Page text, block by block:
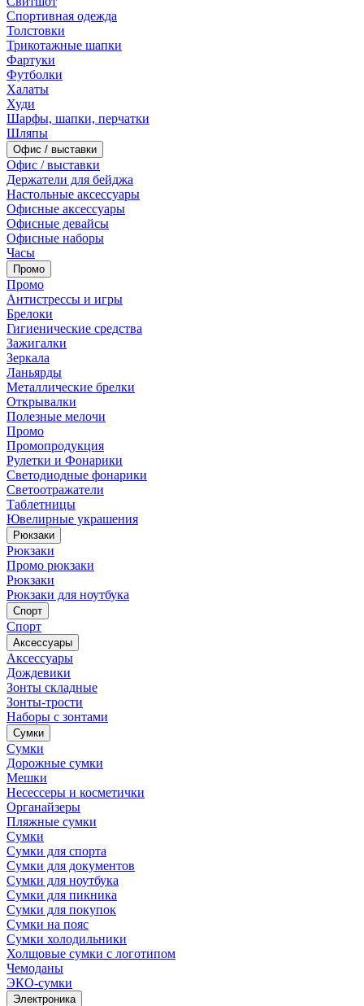
Спортивная одежда
Толстовки
Трикотажные шапки
Фартуки
Футболки
Халаты
Худи
Шарфы, шапки, перчатки
Шляпы
Офис / выставки
Офис / выставки
Держатели для бейджа
Настольные аксессуары
Офисные аксессуары
Офисные девайсы
Офисные наборы
Часы
Промо
Промо
Антистрессы и игры
Брелоки
Гигиенические средства
Зажигалки
Зеркала
Ланьярды
Металлические брелки
Открывалки
Полезные мелочи
Промо
Промопродукция
Рулетки и Фонарики
Светодиодные фонарики
Светоотражатели
Таблетницы
Ювелирные украшения
Рюкзаки
Рюкзаки
Промо рюкзаки
Рюкзаки
Рюкзаки для ноутбука
Спорт
Спорт
Аксессуары
Аксессуары
Дождевики
Зонты складные
Зонты-трости
Наборы с зонтами
Сумки
Сумки
Дорожные сумки
Мешки
Несессеры и косметички
Органайзеры
Пляжные сумки
Сумки
Сумки для спорта
Сумки для документов
Сумки для ноутбука
Сумки для пикника
Сумки для покупок
Сумки на пояс
Сумки холодильники
Холщовые сумки с логотипом
Чемоданы
ЭКО-сумки
Электроника